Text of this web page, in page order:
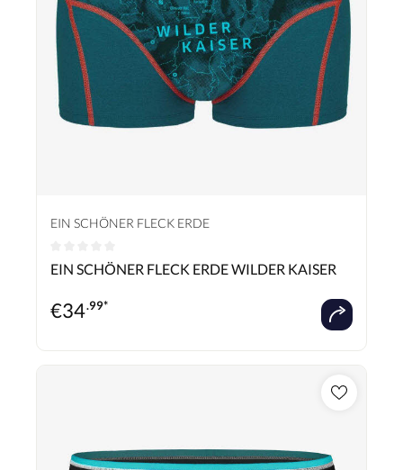
EIN SCHÖNER FLECK ERDE
Durchschnittliche Bewertung von 0 von 5 Sternen
EIN SCHÖNER FLECK ERDE WILDER KAISER
€34.99*